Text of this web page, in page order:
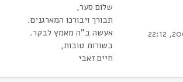
שלום סער,
תבורך ויבורכו המארגנים.
אעשה ב"ה מאמץ לבקר.
בשורות טובות,
חיים זאבי